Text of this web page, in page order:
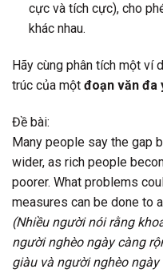
cực và tích cực), cho
khác nhau.
Hãy cùng phân tích một ví
trúc của một đoạn văn đa
Đề bài:
Many people say the gap
wider, as rich people
poorer. What problems
measures can be done to
(Nhiều người nói rằng
người nghèo ngày càng
giàu và người nghèo